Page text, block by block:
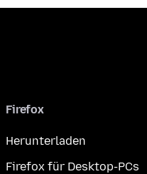
Firefox
Herunterladen
Firefox für Desktop-PCs